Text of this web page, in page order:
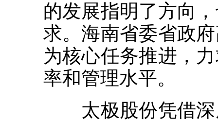
的发展指明了方向
求。海南省委省政
为核心任务推进，
率和管理水平。
太极股份凭借深